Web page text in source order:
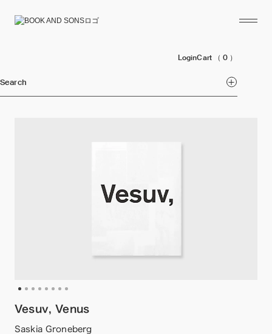
LoginCart （ 0 ）
Search
Vesuv, Venus
Saskia Groneberg